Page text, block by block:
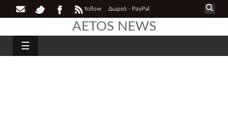
follow Δωρεά - PayPal
AETOS NEWS
☰